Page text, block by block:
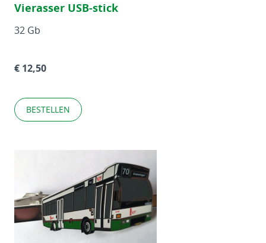
Vierasser USB-stick
32 Gb
€ 12,50
BESTELLEN